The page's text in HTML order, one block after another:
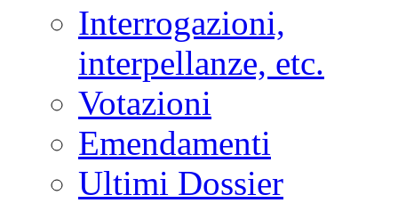
Interrogazioni,
interpellanze, etc.
Votazioni
Emendamenti
Ultimi Dossier